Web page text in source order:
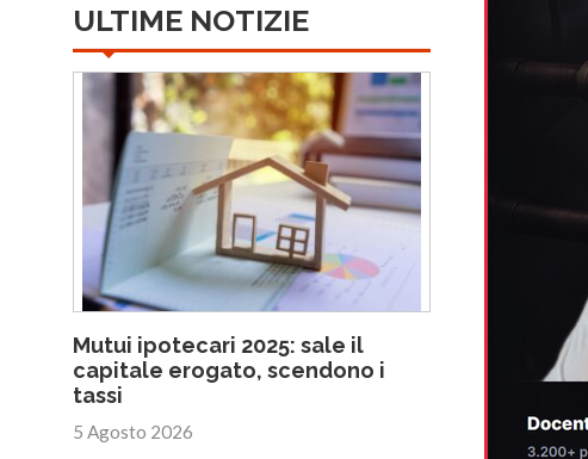
ULTIME NOTIZIE
Mutui ipotecari 2025: sale il
capitale erogato, scendono i
tassi
5 Agosto 2026